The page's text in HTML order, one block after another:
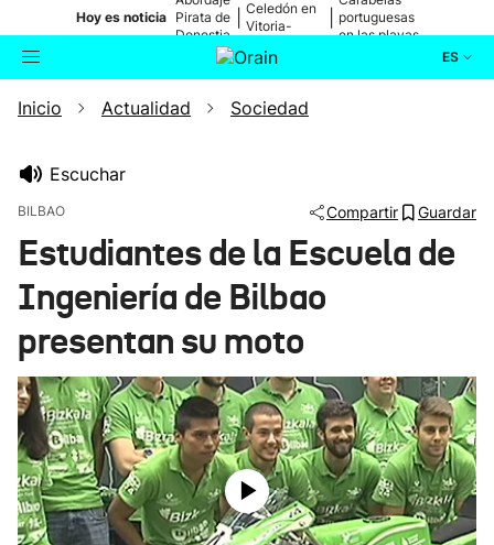
Hoy es noticia Pirata de
Donostia
Celedón en
Vitoria-
portuguesas
en las playas
ES
Buscador Actualidad
Ikusmiran
Eguraldia
Inicio Actualidad Sociedad
Escuchar
BILBAO Compartir Guardar
Estudiantes de la Escuela de
Ingeniería de Bilbao
presentan su moto